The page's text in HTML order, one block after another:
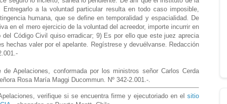
a la voluntad particular resulta en todo caso imposible,
humana, que se define en temporalidad y espacialidad. De
en el mero ejercicio de la voluntad del acreedor, importe incurrir en
Código Civil quiso erradicar; 9) Es por ello que este juez aprecia
hechas valer por el apelante. Regístrese y devuélvanse. Redacción
Apelaciones, conformada por los ministros señor Carlos Cerda
Rosa María Maggi Ducommun. Nº 342-2.001.-
verifique si se encuentra firme y ejecutoriado en el sitio